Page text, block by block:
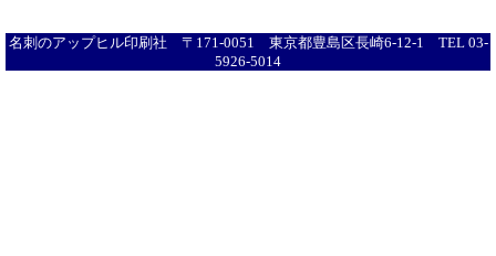
名刺のアップヒル印刷社 〒171-0051 東京都豊島区長崎6-12-1 TEL 03-
5926-5014